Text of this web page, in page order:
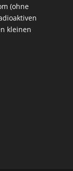
(ohne
kleinen